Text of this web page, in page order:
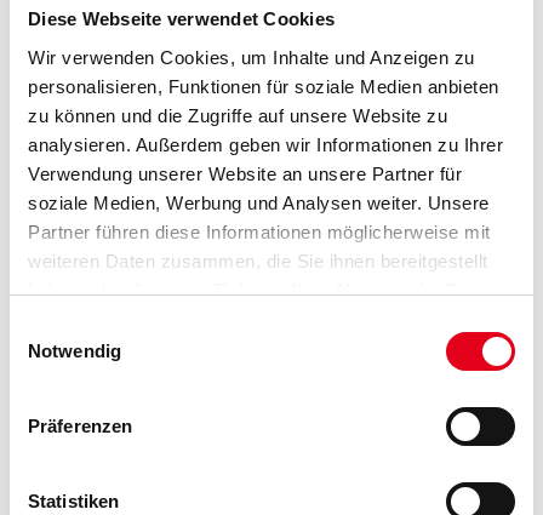
Diese Webseite verwendet Cookies
Wir verwenden Cookies, um Inhalte und Anzeigen zu
personalisieren, Funktionen für soziale Medien anbieten
zu können und die Zugriffe auf unsere Website zu
analysieren. Außerdem geben wir Informationen zu Ihrer
Verwendung unserer Website an unsere Partner für
soziale Medien, Werbung und Analysen weiter. Unsere
Partner führen diese Informationen möglicherweise mit
weiteren Daten zusammen, die Sie ihnen bereitgestellt
haben oder die sie im Rahmen Ihrer Nutzung der Dienste
Notwendig
Präferenzen
Statistiken
Art-Nr.:1073-001893
Gebinde
Umrechnungsfaktoren
ZUSATZINFOS